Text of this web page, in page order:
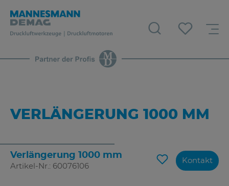
VERLÄNGERUNG 1000 MM
Verlängerung 1000 mm
Artikel-Nr.: 60076106
Kontakt